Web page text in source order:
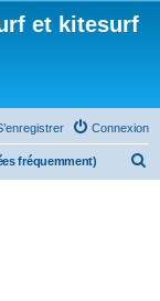
et kitesurf
Connexion
fréquemment)